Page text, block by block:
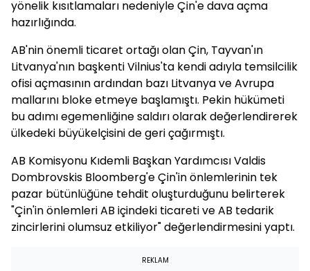
yönelik kısıtlamaları nedeniyle Çin'e dava açma
hazırlığında.
AB'nin önemli ticaret ortağı olan Çin, Tayvan'ın
Litvanya'nın başkenti Vilnius'ta kendi adıyla temsilcilik
ofisi açmasının ardından bazı Litvanya ve Avrupa
mallarını bloke etmeye başlamıştı. Pekin hükümeti
bu adımı egemenliğine saldırı olarak değerlendirerek
ülkedeki büyükelçisini de geri çağırmıştı.
AB Komisyonu Kıdemli Başkan Yardımcısı Valdis
Dombrovskis Bloomberg'e Çin'in önlemlerinin tek
pazar bütünlüğüne tehdit oluşturduğunu belirterek
"Çin'in önlemleri AB içindeki ticareti ve AB tedarik
zincirlerini olumsuz etkiliyor" değerlendirmesini yaptı.
REKLAM